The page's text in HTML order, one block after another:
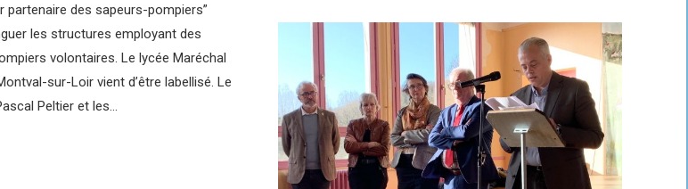
partenaire des sapeurs-pompiers”
les structures employant des
volontaires. Le lycée Maréchal
sur-Loir vient d’être labellisé. Le
Peltier et les…